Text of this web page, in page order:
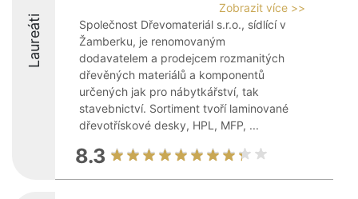
Laureáti
Zobrazit více >>
Společnost Dřevomateriál s.r.o., sídlící v
Žamberku, je renomovaným
dodavatelem a prodejcem rozmanitých
dřevěných materiálů a komponentů
určených jak pro nábytkářství, tak
stavebnictví. Sortiment tvoří laminované
dřevotřískové desky, HPL, MFP, ...
8.3